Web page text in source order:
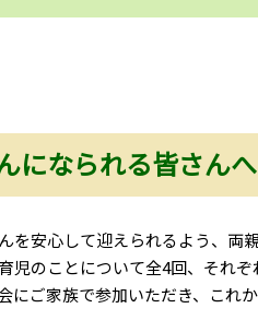
になられる皆さんへ
を安心して迎えられるよう、両
児のことについて全4回、それ
にご家族で参加いただき、これ